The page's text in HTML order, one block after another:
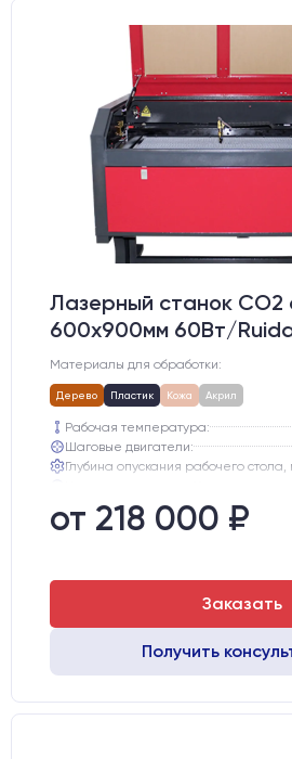
Лазерный станок CO2
600х900мм 60Вт/
Материалы для обработки:
Дерево Пластик Кожа Акрил
Рабочая температура:
Шаговые двигатели:
Глубина опускания рабочего стола,
Направляющие оси Х:
Точность позиционирования, мм:
от 218 000 ₽
Заказать
Получить